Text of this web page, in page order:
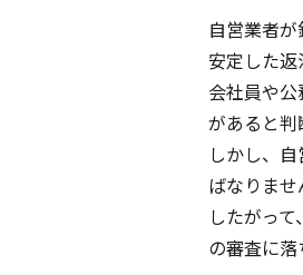
自営業者
安定した返
会社員や
があると判
しかし、
ばなりませ
したがっ
の審査に落